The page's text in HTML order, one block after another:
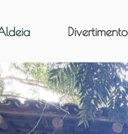
Divertimento